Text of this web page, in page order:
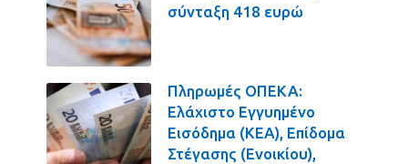
σύνταξη 418 ευρώ
Πληρωμές ΟΠΕΚΑ:
Ελάχιστο Εγγυημένο
Εισόδημα (ΚΕΑ), Επίδομα
Στέγασης (Ενοικίου),